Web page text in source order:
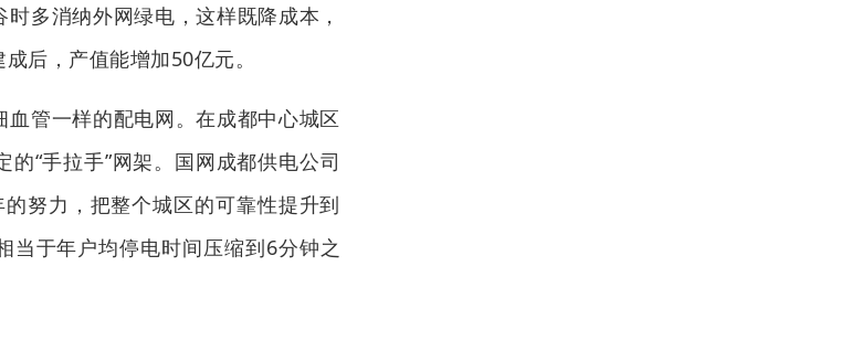
多消纳外网绿电，这样既降成本，
后，产值能增加50亿元。
管一样的配电网。在成都中心城区
“手拉手”网架。国网成都供电公司
努力，把整个城区的可靠性提升到
当于年户均停电时间压缩到6分钟之